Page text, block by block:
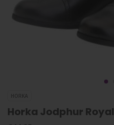
HORKA
Horka Jodphur Royal